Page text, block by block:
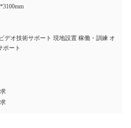
デオ技術サポート 現地設置 稼働・訓練 オ
ポート